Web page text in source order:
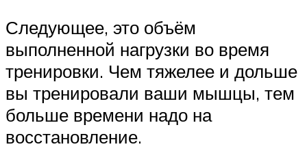
Следующее, это объём
выполненной нагрузки во время
тренировки. Чем тяжелее и дольше
вы тренировали ваши мышцы, тем
больше времени надо на
восстановление.